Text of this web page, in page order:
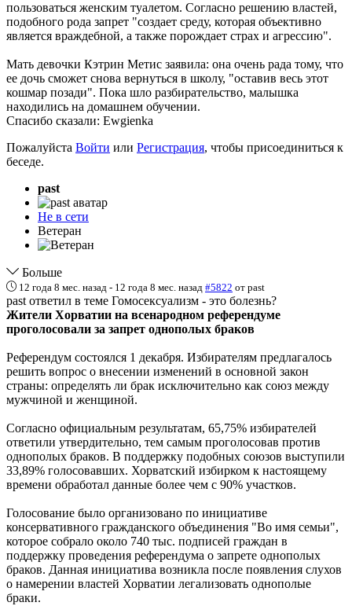
пользоваться женским туалетом. Согласно решению властей,
подобного рода запрет "создает среду, которая объективно
является враждебной, а также порождает страх и агрессию".
Мать девочки Кэтрин Метис заявила: она очень рада тому, что
ее дочь сможет снова вернуться в школу, "оставив весь этот
кошмар позади". Пока шло разбирательство, малышка
находились на домашнем обучении.
Спасибо сказали: Ewgienka
Пожалуйста Войти или Регистрация, чтобы присоединиться к
беседе.
past
Не в сети
Ветеран
Больше
12 года 8 мес. назад - 12 года 8 мес. назад #5822 от past
past ответил в теме Гомосексуализм - это болезнь?
Жители Хорватии на всенародном референдуме
проголосовали за запрет однополых браков
Референдум состоялся 1 декабря. Избирателям предлагалось
решить вопрос о внесении изменений в основной закон
страны: определять ли брак исключительно как союз между
мужчиной и женщиной.
Согласно официальным результатам, 65,75% избирателей
ответили утвердительно, тем самым проголосовав против
однополых браков. В поддержку подобных союзов выступили
33,89% голосовавших. Хорватский избирком к настоящему
времени обработал данные более чем с 90% участков.
Голосование было организовано по инициативе
консервативного гражданского объединения "Во имя семьи",
которое собрало около 740 тыс. подписей граждан в
поддержку проведения референдума о запрете однополых
браков. Данная инициатива возникла после появления слухов
о намерении властей Хорватии легализовать однополые
браки.